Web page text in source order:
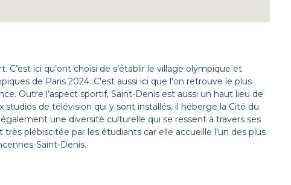
C’est ici qu’ont choisi de s’établir le village olympique et
de Paris 2024. C’est aussi ici que l’on retrouve le plus
Outre l’aspect sportif, Saint-Denis est aussi un haut lieu de
studios de télévision qui y sont installés, il héberge la Cité du
une diversité culturelle qui se ressent à travers ses
plébiscitée par les étudiants car elle accueille l’un des plus
Saint-Denis.